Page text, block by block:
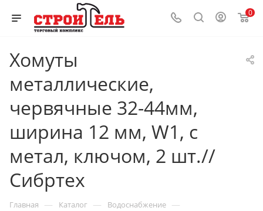
0
Хомуты
металлические,
червячные 32-44мм,
ширина 12 мм, W1, с
метал, ключом, 2 шт.//
Сибртех
Главная — Каталог — Водоснабжение —